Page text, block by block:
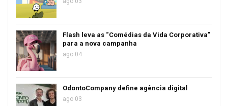
Flash leva as “Comédias da Vida Corporativa”
para a nova campanha
ago 04
OdontoCompany define agência digital
ago 03